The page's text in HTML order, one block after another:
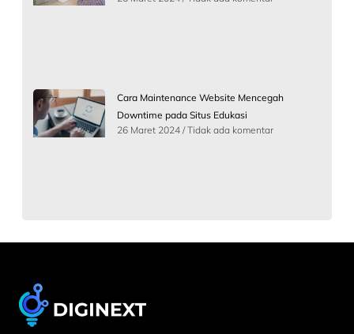
Cara Maintenance Website Mencegah
Downtime pada Situs Edukasi
26 Maret 2024 Tidak ada komentar